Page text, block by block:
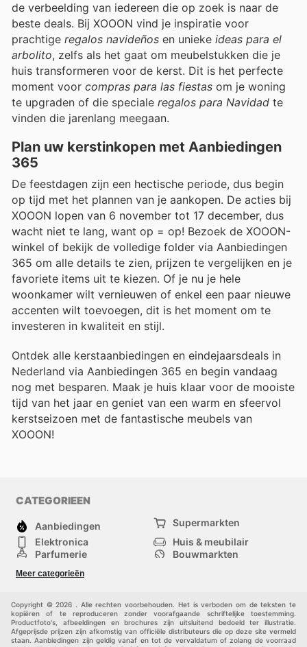
de verbeelding van iedereen die op zoek is naar de
beste deals. Bij XOOON vind je inspiratie voor
prachtige regalos navideños en unieke ideas para el
arbolito, zelfs als het gaat om meubelstukken die je
huis transformeren voor de kerst. Dit is het perfecte
moment voor compras para las fiestas om je woning
te upgraden of die speciale regalos para Navidad te
vinden die jarenlang meegaan.
Plan uw kerstinkopen met Aanbiedingen
365
De feestdagen zijn een hectische periode, dus begin
op tijd met het plannen van je aankopen. De acties bij
XOOON lopen van 6 november tot 17 december, dus
wacht niet te lang, want op = op! Bezoek de XOOON-
winkel of bekijk de volledige folder via Aanbiedingen
365 om alle details te zien, prijzen te vergelijken en je
favoriete items uit te kiezen. Of je nu je hele
woonkamer wilt vernieuwen of enkel een paar nieuwe
accenten wilt toevoegen, dit is het moment om te
investeren in kwaliteit en stijl.
Ontdek alle kerstaanbiedingen en eindejaarsdeals in
Nederland via Aanbiedingen 365 en begin vandaag
nog met besparen. Maak je huis klaar voor de mooiste
tijd van het jaar en geniet van een warm en sfeervol
kerstseizoen met de fantastische meubels van
XOOON!
CATEGORIEEN
Aanbiedingen
Supermarkten
Elektronica
Huis & meubilair
Parfumerie
Bouwmarkten
Kinderen
Meer categorieën
Copyright © 2026 . Alle rechten voorbehouden. Het is verboden om de teksten te
kopiëren of te reproduceren zonder voorafgaande schriftelijke toestemming.
Productfoto's, afbeeldingen en brochures zijn uitsluitend bedoeld ter illustratie.
Afgeprijsde prijzen zijn afkomstig van officiële distributeurs die op deze site vermeld
staan. Aanbiedingen zijn geldig vanaf en tot de vervaldatum of zolang de voorraad